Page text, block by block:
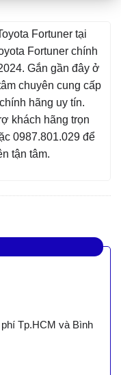
Fortuner tại
Fortuner chính
Gắn gần đây ở
chuyên cung cấp
hãng uy tín.
khách hãng trọn
0987.801.029 để
tận tâm.
Tp.HCM và Bình